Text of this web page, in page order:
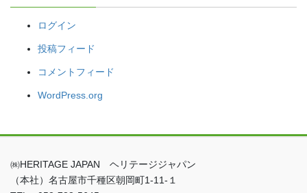
ログイン
投稿フィード
コメントフィード
WordPress.org
㈱HERITAGE JAPAN ヘリテージジャパン
（本社）名古屋市千種区朝岡町1-11-１